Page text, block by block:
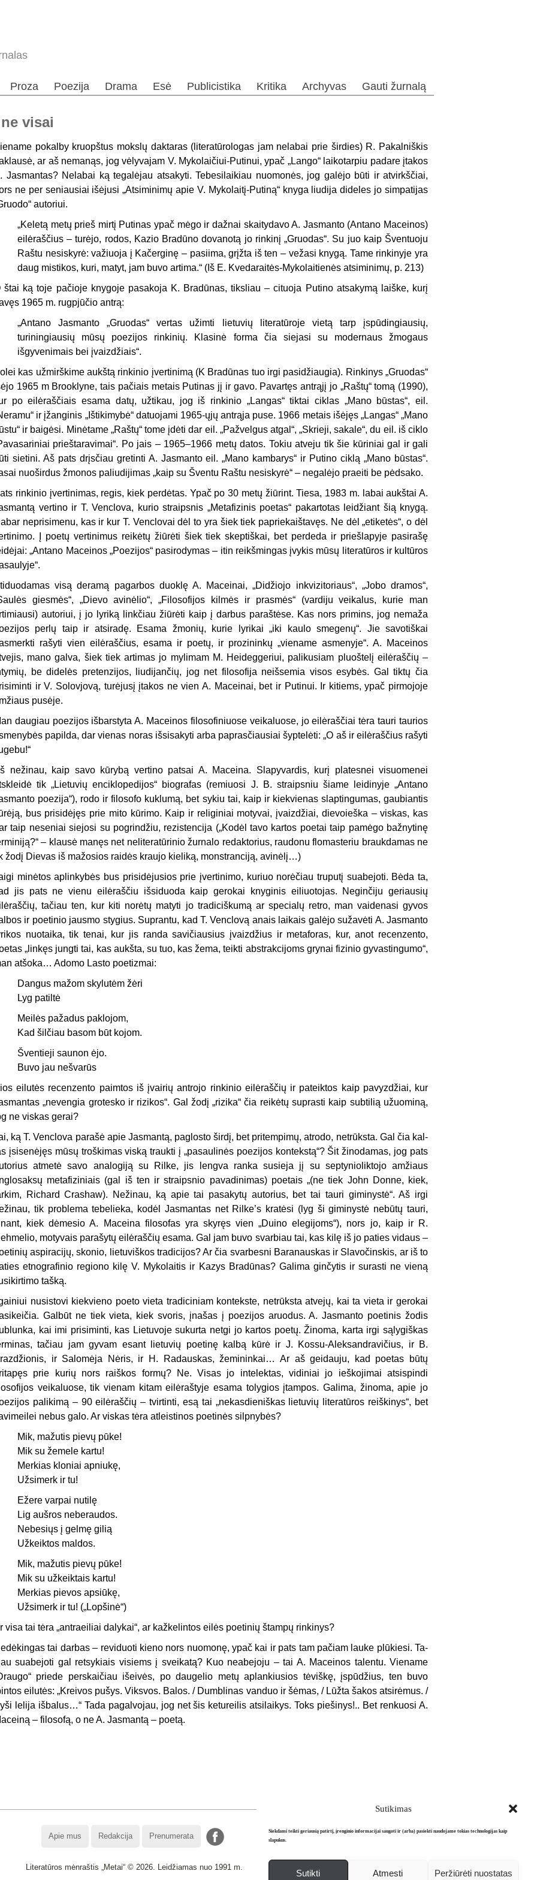
Sutikimas
Siekdami teikti geriausią patirtį, įrenginio informacijai saugoti ir (arba) pasiekti naudojame tokias technologijas kaip
slapukus.
Sutikti Atmesti Peržiūrėti nuostatas
Proza Poezija Drama Esė Publicistika Kritika Archyvas Gauti žurnalą
visai
pokalby kruopštus moks­lų daktaras (literatūrologas jam ne­labai prie širdies) R. Pakalniškis
ar aš nemanąs, jog vėlyvajam V. Mykolaičiui-Putinui, ypač „Lango“ laikotarpiu padare įtakos
Jasmantas? Nelabai ką tegalėjau atsakyti. Tebesilaikiau nuomonės, jog galėjo būti ir atvirkščiai,
ne per seniausiai išėjusi „Atsiminimų apie V. Mykolaitį-Putiną“ knyga liudija dideles jo simpatijas
autoriui.
„Keletą metų prieš mirtį Putinas ypač mėgo ir dažnai skaitydavo A. Jasmanto (Antano Maceinos)
eilėraš­čius – turėjo, rodos, Kazio Bradūno dovanotą jo rinkinį „Gruodas“. Su juo kaip Šventuoju
Raštu nesiskyrė: važiuoja į Kačerginę – pasiima, grįžta iš ten – vežasi knygą. Tame rinkinyje yra
daug mistikos, kuri, matyt, jam buvo artima.“ (Iš E. Kvedaraitės-Mykolaitienės atsiminimų, p. 213)
štai ką toje pačioje knygoje pa­sakoja K. Bradūnas, tiksliau – cituoja Putino atsakymą laiške, kurį
1965 m. rugpjūčio antrą:
„Antano Jasmanto „Gruodas“ vertas užimti lietuvių literatūroje vietą tarp įspūdingiausių,
turiningiausių mūsų poezijos rinkinių. Klasinė for­ma čia siejasi su modernaus žmo­gaus
išgyvenimais bei įvaizdžiais“.
kas užmirškime aukštą rin­kinio įvertinimą (K Bradūnas tuo ir­gi pasidžiaugia). Rinkinys „Gruodas“
1965 m Brooklyne, tais pačiais metais Putinas jį ir gavo. Pavartęs antrąjį jo „Raštų“ tomą (1990),
po eilėraščiais esama datų, užtikau, jog iš rinkinio „Langas“ tiktai ciklas „Mano būstas“, eil.
ir įžan­ginis „Ištikimybė“ datuojami 1965-ųjų antrąja puse. 1966 metais išėjęs „Lan­gas“ „Mano
ir baigėsi. Minė­tame „Raštų“ tome įdėti dar eil. „Pa­žvelgus atgal“, „Skrieji, sakale“, du eil. iš ciklo
prieštara­vimai“. Po jais – 1965–1966 metų da­tos. Tokiu atveju tik šie kūriniai gal ir gali
sietini. Aš pats drįsčiau gretinti A. Jasmanto eil. „Mano kam­barys“ ir Putino ciklą „Mano būstas“.
nuoširdus žmonos paliudijimas „kaip su Šventu Raštu nesiskyrė“ – negalėjo praeiti be pėdsako.
rinkinio įvertinimas, regis, kiek perdėtas. Ypač po 30 metų žiū­rint. Tiesa, 1983 m. labai aukštai A.
vertino ir T. Venclova, ku­rio straipsnis „Metafizinis poetas“ pakartotas leidžiant šią knygą.
neprisimenu, kas ir kur T. Venclovai dėl to yra šiek tiek papriekaištavęs. Ne dėl „etiketės“, o dėl
Į poetų vertinimus reikėtų žiūrėti šiek tiek skeptiškai, bet perdeda ir priešlapyje pasirašę
„Anta­no Maceinos „Poezijos“ pasirodymas – itin reikšmingas įvykis mūsų lite­ratūros ir kultūros
visą deramą pagarbos duoklę A. Maceinai, „Didžiojo inkvi­zitoriaus“, „Jobo dramos“,
giesmės“, „Dievo avinėlio“, „Filoso­fijos kilmės ir prasmės“ (vardiju vei­kalus, kurie man
autoriui, į jo lyriką linkčiau žiūrėti kaip į darbus paraštėse. Kas nors primins, jog nemaža
perlų taip ir atsiradę. Esama žmonių, kurie lyrikai „iki kaulo smegenų“. Jie savotiškai
rašyti vien eilėraščius, esa­ma ir poetų, ir prozininkų „viename asmenyje“. A. Maceinos
ma­no galva, šiek tiek artimas jo myli­mam M. Heideggeriui, palikusiam pluoštelį eilėraščių –
be di­delės pretenzijos, liudijančių, jog net filosofija neišsemia visos esybės. Gal tiktų čia
ir V. Solovjovą, turėjusį įtakos ne vien A. Maceinai, bet ir Putinui. Ir kitiems, ypač pir­mojoje
pusėje.
daugiau poezijos išbarstyta A. Maceinos filosofiniuose veikaluose, jo eilėraščiai tėra tauri taurios
papilda, dar vienas noras išsisa­kyti arba paprasčiausiai šyptelėti: „O aš ir eilėraščius rašyti
nežinau, kaip savo kūrybą ver­tino patsai A. Maceina. Slapyvardis, kurį platesnei visuomenei
tik „Lietuvių enciklopedijos“ biogra­fas (remiuosi J. B. straipsniu šiame leidinyje „Antano
poezija“), rodo ir filosofo kuklumą, bet sykiu tai, kaip ir kiekvienas slaptingumas, gaubiantis
bus prisidėjęs prie mito kūrimo. Kaip ir religiniai moty­vai, įvaizdžiai, dievoieška – viskas, kas
taip neseniai siejosi su po­grindžiu, rezistencija („Kodėl tavo kartos poetai taip pamėgo bažnytinę
– klausė manęs net ne­literatūrinio žurnalo redaktorius, rau­donu flomasteriu braukdamas ne
žodį Dievas iš mažosios raidės kraujo kieliką, monstranciją, avinėlį…)
minėtos aplinkybės bus prisidėjusios prie įvertinimo, kuriuo norėčiau truputį suabejoti. Bėda ta,
jis pats ne vienu eilėraščiu išsiduoda kaip gerokai knyginis eiliuotojas. Ne­ginčiju geriausių
tačiau ten, kur kiti norėtų matyti jo tradiciškumą ar specialų retro, man vai­denasi gyvos
ir poetinio jaus­mo stygius. Suprantu, kad T. Venc­lovą anais laikais galėjo sužavėti A. Jasmanto
nuotaika, tik tenai, kur jis randa savičiausius įvaizdžius ir metaforas, kur, anot recenzento,
„linkęs jungti tai, kas aukšta, su tuo, kas žema, teikti abstrakcijoms grynai fizinio gyvastingumo“,
atšoka… Adomo Lasto poetizmai:
Dangus mažom skylutėm žėri
Lyg patiltė
Meilės pažadus paklojom,
Kad šilčiau basom būt kojom.
Šventieji saunon ėjo.
Buvo jau nešvarūs
eilutės recenzento paimtos iš įvairių antrojo rinkinio eilėraščių ir pateiktos kaip pavyzdžiai, kur
„nevengia grotesko ir rizi­kos“. Gal žodį „rizika“ čia reikėtų suprasti kaip subtilią užuominą,
ne viskas gerai?
ką T. Venclova parašė apie Jasmantą, paglosto širdį, bet pritempimų, atrodo, netrūksta. Gal čia kal­
įsisenėjęs mūsų troškimas viską traukti į „pasaulinės poezijos kon­tekstą“? Šit žinodamas, jog pats
atmetė savo analogiją su Rilke, jis lengva ranka susieja jį su septynioliktojo amžiaus
metafiziniais (gal iš ten ir straipsnio pavadinimas) poetais „(ne tiek John Donne, kiek,
Richard Crashaw). Nežinau, ką apie tai pasakytų autorius, bet tai tauri giminystė“. Aš irgi
tik problema tebelieka, kodėl Jasmantas net Rilke’s kratėsi (lyg ši giminystė nebūtų tauri,
kiek dėmesio A. Maceina filosofas yra skyręs vien „Duino elegijoms“), nors jo, kaip ir R.
moty­vais parašytų eilėraščių esama. Gal jam buvo svarbiau tai, kas kilę iš jo paties vidaus –
aspiracijų, skonio, lietuviškos tradicijos? Ar čia svarbesni Baranauskas ir Slavočinskis, ar iš to
etnografinio regio­no kilę V. Mykolaitis ir Kazys Bradūnas? Galima ginčytis ir surasti ne vieną
tašką.
nusistovi kiekvieno poeto vieta tradiciniam kontekste, netrūks­ta atvejų, kai ta vieta ir gerokai
Galbūt ne tiek vieta, kiek svoris, įnašas į poezijos aruodus. A. Jasmanto poetinis žodis
kai imi prisiminti, kas Lietuvoje sukurta netgi jo kartos poetų. Žinoma, karta irgi sąlygiškas
tačiau jam gyvam esant lietuvių poetinę kalbą kūrė ir J. Kossu-Aleksandravičius, ir B.
ir Salomėja Nėris, ir H. Radauskas, žemininkai… Ar aš geidauju, kad poetas būtų
prie kurių nors raiškos formų? Ne. Visas jo intelektas, vidiniai jo ieš­kojimai atsispindi
veika­luose, tik vienam kitam eilėraštyje esama tolygios įtampos. Galima, ži­noma, apie jo
palikimą – 90 eilėraščių – tvirtinti, esą tai „nekasdieniškas lietuvių literatūros reiškinys“, bet
nebus galo. Ar viskas tėra atleistinos poetinės silpnybės?
Mik, mažutis pievų pūke!
Mik su žemele kartu!
Merkias kloniai apniukę,
Užsimerk ir tu!
Ežere varpai nutilę
Lig aušros neberaudos.
Nebesiųs į gelmę gilią
Užkeiktos maldos.
Mik, mažutis pievų pūke!
Mik su užkeiktais kartu!
Merkias pievos apsiūkę,
Užsimerk ir tu! („Lopšinė“)
visa tai tėra „antraeiliai dalykai“, ar kažkelintos eilės poetinių štampų rinkinys?
tai darbas – reviduo­ti kieno nors nuomonę, ypač kai ir pats tam pačiam lauke plūkiesi. Ta­
suabejoti gal retsykiais visiems į sveikatą? Kuo neabejoju – tai A. Maceinos talentu. Viename
priede perskaičiau išeivės, po dauge­lio metų aplankiusios tėviškę, įspū­džius, ten buvo
eilutės: „Krei­vos pušys. Viksvos. Balos. / Dumbli­nas vanduo ir šėmas, / Lūžta šakos atsirėmus. /
lelija išbalus…“ Tada pagalvojau, jog net šis ketur­eilis atsilaikys. Toks piešinys!.. Bet renkuosi A.
– filosofą, o ne A. Jasmantą – poetą.
Apie mus Redakcija Prenumerata
Literatūros mėnraštis „Metai“ © 2026. Leidžiamas nuo 1991 m.